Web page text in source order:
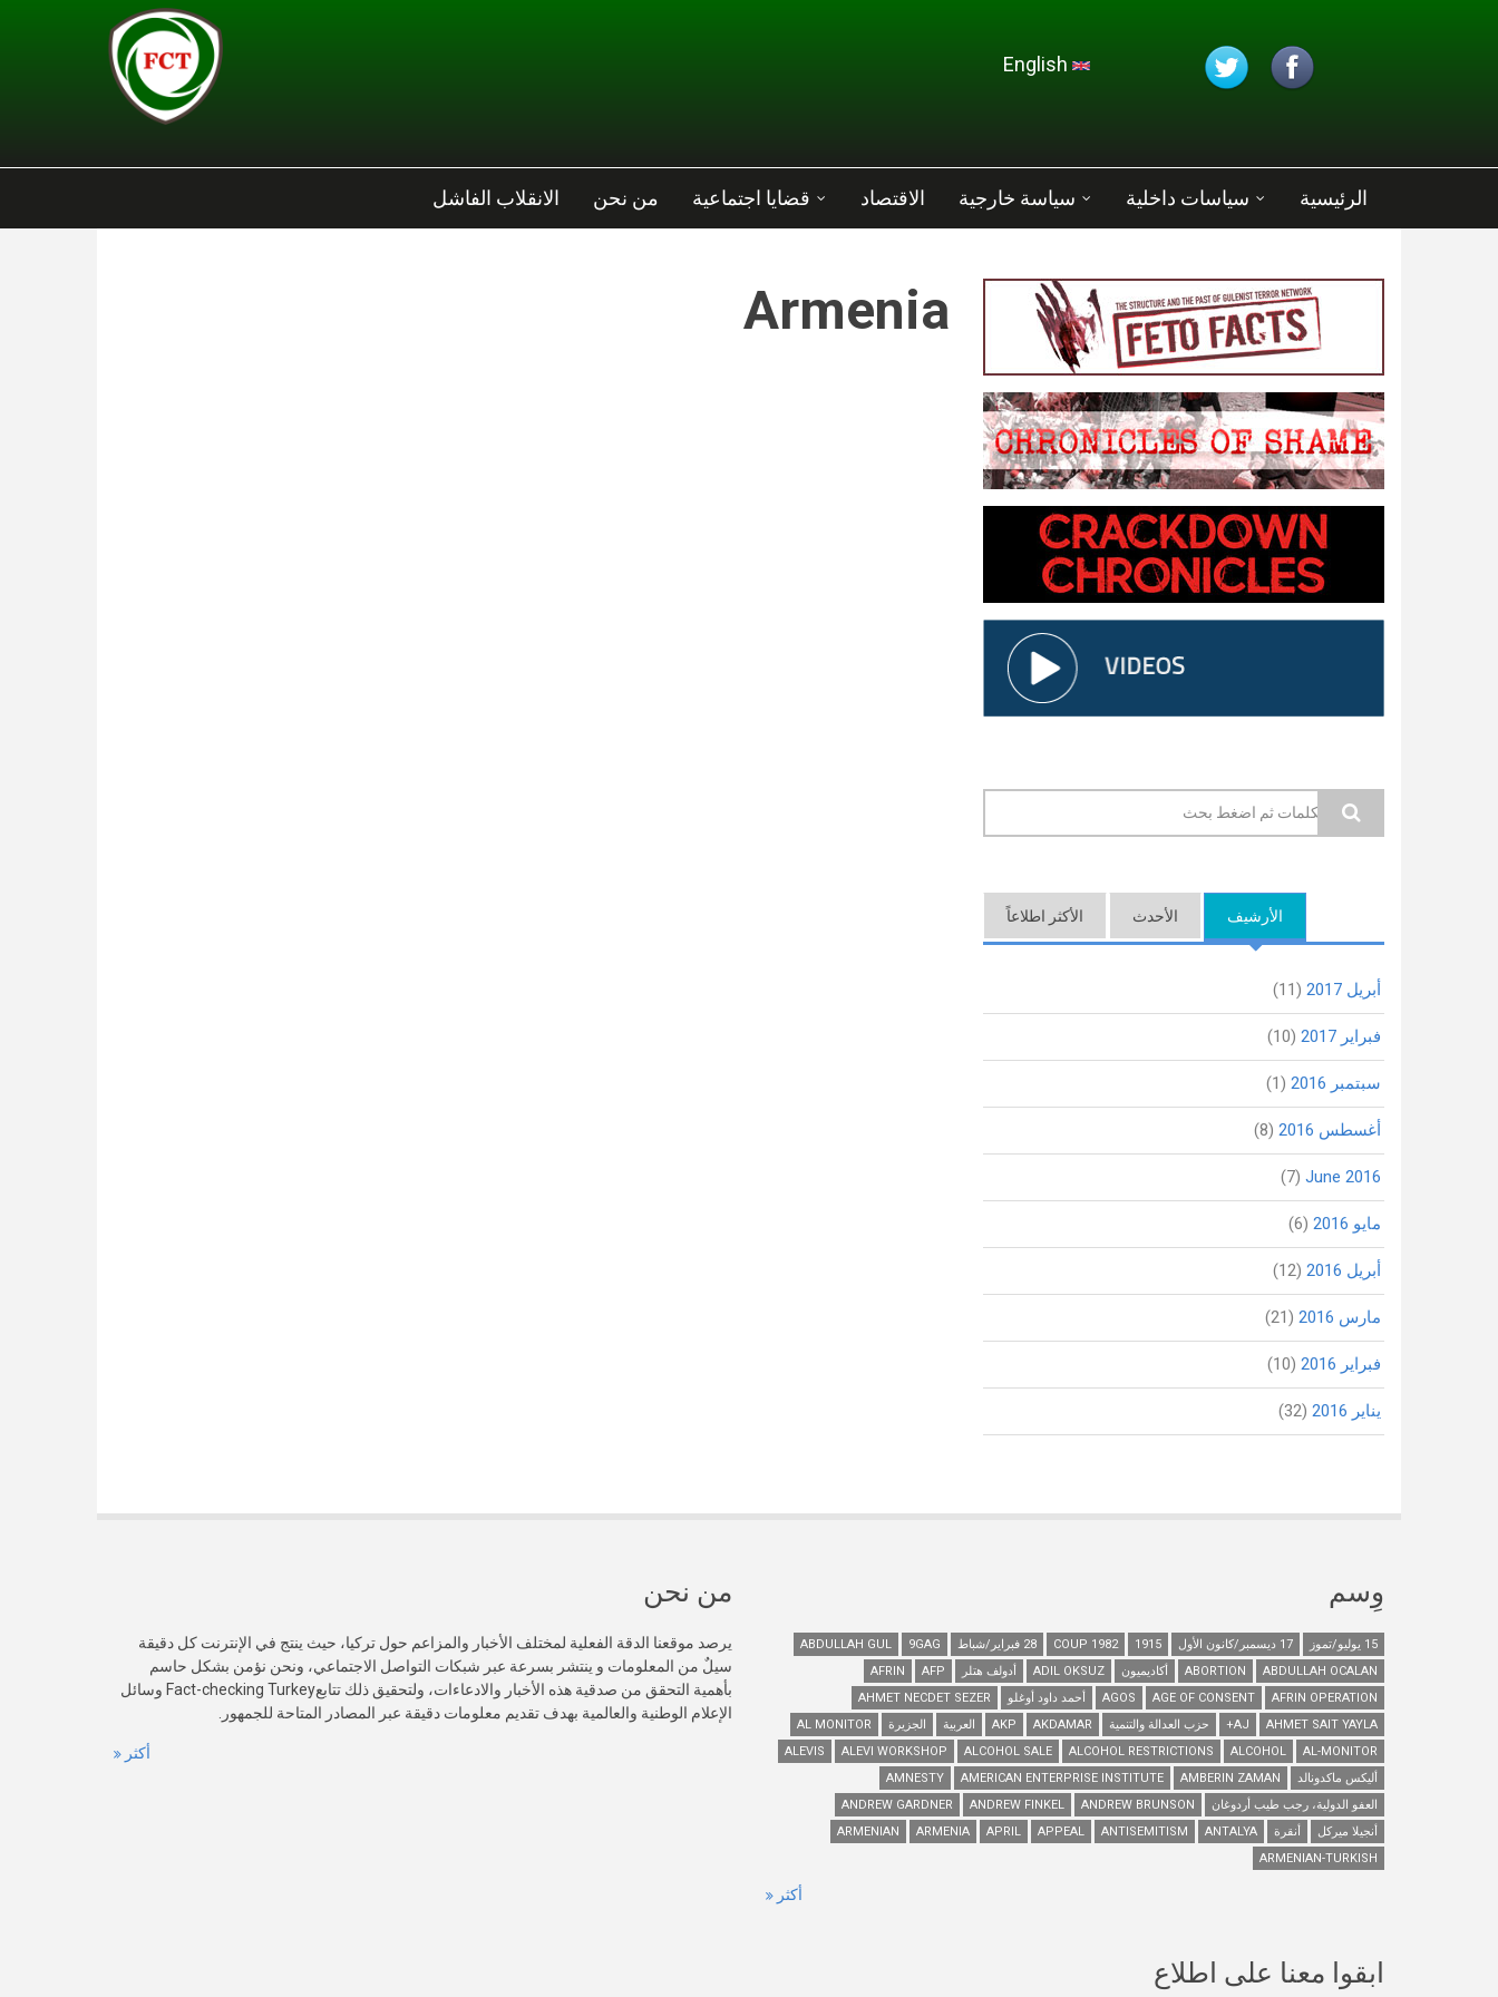
الرئيسية سياسات داخلية سياسة خارجية الاقتصاد قضايا اجتماعية من نحن الانقلاب الفاشل
Armenia
استمارة البحث
الأكثر اطلاعاً الأحدث الأرشيف (علامة التبويب النشطة)
أبريل 2017 (11)
فبراير 2017 (10)
سبتمبر 2016 (1)
أغسطس 2016 (8)
June 2016
(7)
مايو 2016 (6)
أبريل 2016 (12)
مارس 2016 (21)
فبراير 2016 (10)
يناير 2016 (32)
من نحن
يرصد موقعنا الدقة الفعلية لمختلف الأخبار والمزاعم حول تركيا، حيث ينتج في الإنترنت كل دقيقة
سيلٌ من المعلومات و ينتشر بسرعة عبر شبكات التواصل الاجتماعي، ونحن نؤمن بشكل حاسم
بأهمية التحقق من صدقية هذه الأخبار والادعاءات، ولتحقيق ذلك تتابعFact-checking Turkey وسائل
الإعلام الوطنية والعالمية بهدف تقديم معلومات دقيقة عبر المصادر المتاحة للجمهور.
أكثر
وِسم
15 يوليو/تموز 17 ديسمبر/كانون الأول 1915
1982 COUP 28 فبراير/شباط 9GAG
ABDULLAH GUL
ABDULLAH OCALAN
ABORTION أكاديميون ADIL OKSUZ أدولف هتلر AFP
AFRIN
AFRIN OPERATION
AGE OF CONSENT
AGOS أحمد داود أوغلو
AHMET NECDET SEZER
AHMET SAIT YAYLA
AJ+ حزب العدالة والتنمية AKDAMAR
AKP العربية الجزيرة
AL MONITOR
AL-MONITOR
ALCOHOL
ALCOHOL RESTRICTIONS
ALCOHOL SALE
ALEVI WORKSHOP
ALEVIS
أليكس ماكدونالد
AMBERIN ZAMAN
AMERICAN ENTERPRISE INSTITUTE
AMNESTY
العفو الدولية، رجب طيب أردوغان
ANDREW BRUNSON
ANDREW FINKEL
ANDREW GARDNER
أنجيلا ميركل
أنقرة ANTALYA
ANTISEMITISM
APPEAL
APRIL
ARMENIA
ARMENIAN
ARMENIAN-TURKISH
أكثر
ابقوا معنا على اطلاع